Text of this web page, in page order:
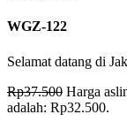
WGZ-122
Selamat datang di
Rp37.500 Harga
adalah: Rp32.500.